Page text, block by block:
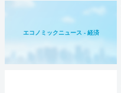
エコノミックニュース - 経済